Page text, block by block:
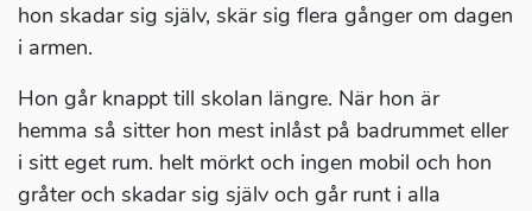
hon skadar sig själv, skär sig flera gånger om dagen
i armen.
Hon går knappt till skolan längre. När hon är
hemma så sitter hon mest inlåst på badrummet eller
i sitt eget rum. helt mörkt och ingen mobil och hon
gråter och skadar sig själv och går runt i alla